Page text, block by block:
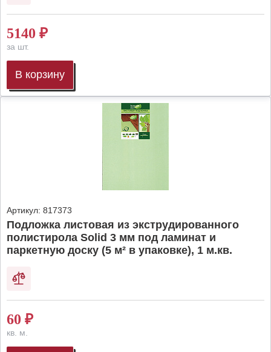
5140 ₽
за шт.
В корзину
Артикул: 817373
Подложка листовая из экструдированного
полистирола Solid 3 мм под ламинат и
паркетную доску (5 м² в упаковке), 1 м.кв.
60 ₽
кв. м.